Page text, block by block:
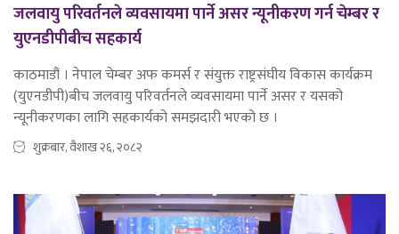
जलवायु परिवर्तनले व्यवसायमा पार्ने असर न्यूनीकरण गर्न चेम्बर र
युएनडीपीबीच सहकार्य
काठमाडौं । नेपाल चेम्बर अफ कमर्स र संयुक्त राष्ट्रसंघीय विकास कार्यक्रम
(युएनडीपी)बीच जलवायु परिवर्तनले व्यवसायमा पार्ने असर र यसको
न्यूनीकरणका लागि सहकार्यको समझदारी भएको छ ।
शुक्रबार, वैशाख २६, २०८२